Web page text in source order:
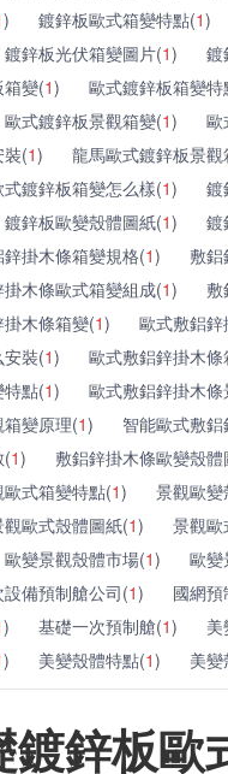
) 鍍鋅板歐式箱變特點(1)
鍍鋅板光伏箱變圖片(1)
鍍
變(1)
歐式鍍鋅板箱變特
歐式鍍鋅板景觀箱變(1)
歐
(1)
龍馬歐式鍍鋅板景
式鍍鋅板箱變怎么樣(1)
鍍
鍍鋅板歐變殼體圖紙(1)
鍍
掛木條箱變規格(1)
敷
掛木條歐式箱變組成(1)
木條箱變(1)
歐式敷鋁
裝(1)
歐式敷鋁鋅掛木
點(1)
歐式敷鋁鋅掛木
變原理(1)
智能歐式敷
(1)
敷鋁鋅掛木條歐變殼
歐式箱變特點(1)
景觀歐
觀歐式殼體圖紙(1)
景觀
歐變景觀殼體市場(1)
歐變
設備預制艙公司(1)
國網
) 基礎一次預制艙(1)
) 美變殼體特點(1) 美
鋅板歐